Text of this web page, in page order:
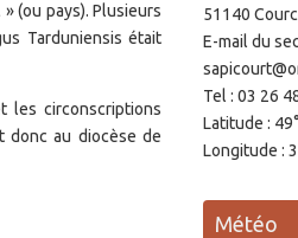
(ou pays). Plusieurs
Tarduniensis était
les circonscriptions
donc au diocèse de
51140
E-mail du
Tel : 03 26
Latitude :
Longitude :
Météo